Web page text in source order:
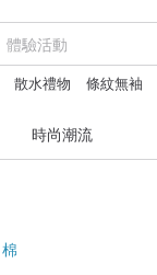
散水禮物 條紋無袖
時尚潮流
棉